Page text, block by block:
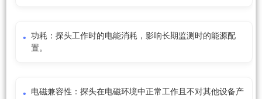
功耗：探头工作时的电能消耗，影响长期监测时的能源配
置。
电磁兼容性：探头在电磁环境中正常工作且不对其他设备产